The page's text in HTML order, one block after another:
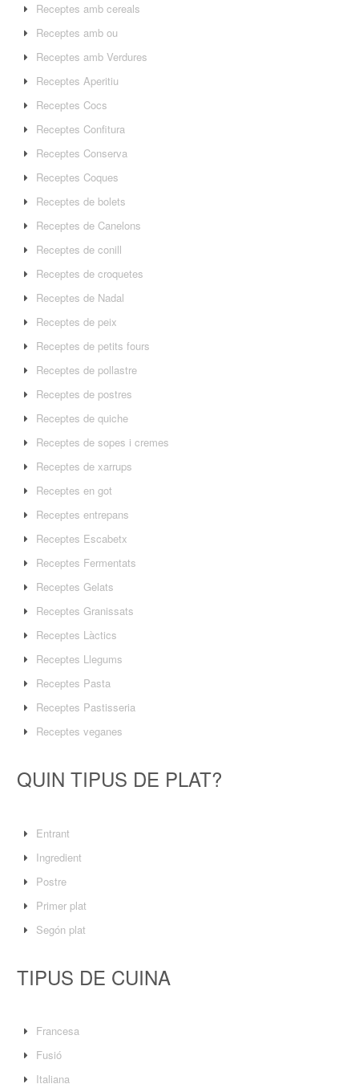
Receptes amb cereals
Receptes amb ou
Receptes amb Verdures
Receptes Aperitiu
Receptes Cocs
Receptes Confitura
Receptes Conserva
Receptes Coques
Receptes de bolets
Receptes de Canelons
Receptes de conill
Receptes de croquetes
Receptes de Nadal
Receptes de peix
Receptes de petits fours
Receptes de pollastre
Receptes de postres
Receptes de quiche
Receptes de sopes i cremes
Receptes de xarrups
Receptes en got
Receptes entrepans
Receptes Escabetx
Receptes Fermentats
Receptes Gelats
Receptes Granissats
Receptes Làctics
Receptes Llegums
Receptes Pasta
Receptes Pastisseria
Receptes veganes
QUIN TIPUS DE PLAT?
Entrant
Ingredient
Postre
Primer plat
Segón plat
TIPUS DE CUINA
Francesa
Fusió
Italiana